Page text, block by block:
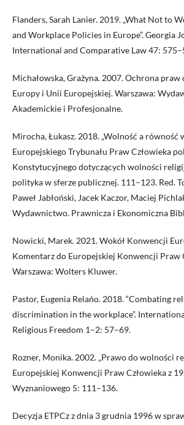
Flanders, Sarah Lanier. 2019. „What Not to
and Workplace Policies in Europe”. Georgia
International and Comparative Law 47:
Michałowska, Grażyna. 2007. Ochrona praw
Europy i Unii Europejskiej. Warszawa:
Akademickie i Profesjonalne.
Mirocha, Łukasz. 2018. „Wolność a równość
Europejskiego Trybunału Praw Człowieka
Konstytucyjnego dotyczących wolności
polityka w sferze publicznej. 111–123. Red.
Paweł Jabłoński, Jacek Kaczor, Maciej
Wydawnictwo. Prawnicza i Ekonomiczna
Nowicki, Marek. 2021. Wokół Konwencji
Komentarz do Europejskiej Konwencji Praw
Warszawa: Wolters Kluwer.
Pastor, Eugenia Relańo. 2018. “Combating
discrimination in the workplace”.
Religious Freedom 1–2: 57–69.
Rozner, Monika. 2002. „Prawo do wolności
Europejskiej Konwencji Praw Człowieka z
Wyznaniowego 5: 111–136.
Decyzja ETPCz z dnia 3 grudnia 1996 w